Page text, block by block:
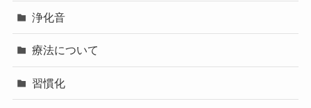
浄化音
療法について
習慣化